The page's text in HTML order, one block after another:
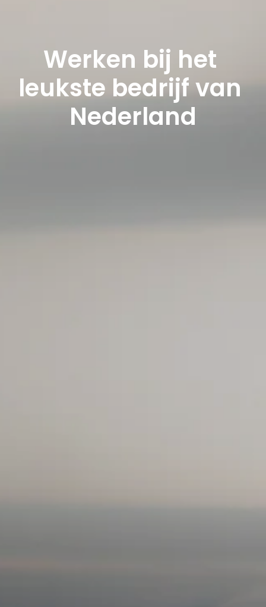
Werken bij het
leukste bedrijf van
Nederland